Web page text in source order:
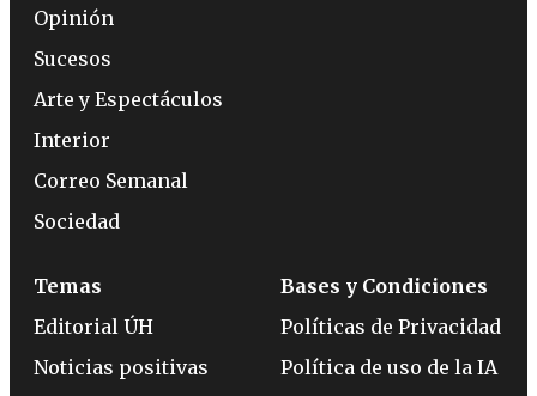
Opinión
Sucesos
Arte y Espectáculos
Interior
Correo Semanal
Sociedad
Temas
Editorial ÚH
Noticias positivas
Bases y Condiciones
Políticas de Privacidad
Política de uso de la IA